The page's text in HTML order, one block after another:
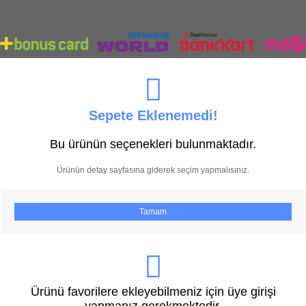
Sepete Eklenemedi!
Bu ürünün seçenekleri bulunmaktadır.
Ürünün detay sayfasına giderek seçim yapmalısınız.
Tamam
Ürünü favorilere ekleyebilmeniz için üye girişi